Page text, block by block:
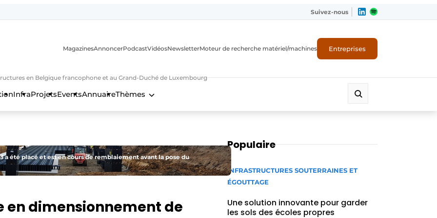
Suivez-nous
en Belgique francophone et au Grand-Duché de Luxembourg
MagazinesAnnoncerPodcastVidéosNewsletterMoteur de recherche matériel/machines Entreprises
InfraProjetsEventsAnnuaireThèmes
a été placé et est en cours de remblaiement avant la pose du
en dimensionnement de
Populaire
INFRASTRUCTURES SOUTERRAINES ET
ÉGOUTTAGE
Une solution innovante pour garder
les sols des écoles propres